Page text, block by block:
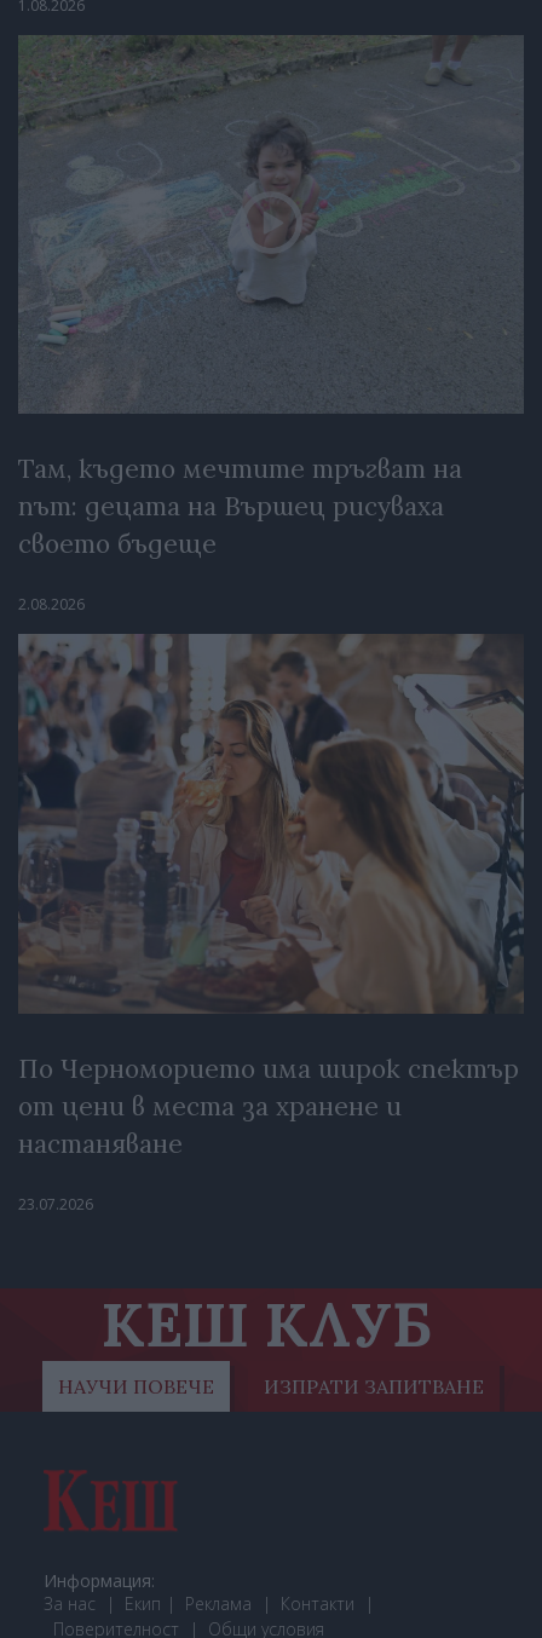
1.08.2026
Там, където мечтите тръгват на
път: децата на Вършец рисуваха
своето бъдеще
2.08.2026
По Черноморието има широк спектър
от цени в места за хранене и
настаняване
23.07.2026
КЕШ КЛУБ
НАУЧИ ПОВЕЧЕ ИЗПРАТИ ЗАПИТВАНЕ
Информация:
За нас
Екип Реклама
Контакти
Поверителност
Общи условия